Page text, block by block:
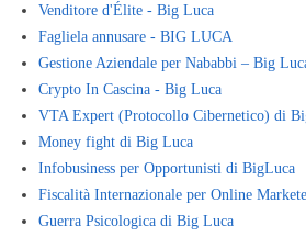
Venditore d'Élite - Big Luca
Fagliela annusare - BIG LUCA
Gestione Aziendale per Nababbi – Big
Crypto In Cascina - Big Luca
VTA Expert (Protocollo Cibernetico) di
Money fight di Big Luca
Infobusiness per Opportunisti di BigLuca
Fiscalità Internazionale per Online
Guerra Psicologica di Big Luca